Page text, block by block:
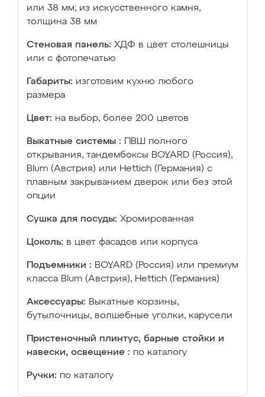
или 38 мм; из искусственного камня,
толщина 38 мм
Стеновая панель: ХДФ в цвет столешницы
или с фотопечатью
Габариты: изготовим кухню любого
размера
Цвет: на выбор, более 200 цветов
Выкатные системы :
ПВШ полного
открывания, тандембоксы BOYARD (Россия),
Blum (Австрия) или Hettich (Германия) с
плавным закрыванием дверок или без этой
опции
Сушка для посуды: Хромированная
Цоколь: в цвет фасадов или корпуса
Подъемники : BOYARD (Россия) или премиум
класса Blum (Австрия), Hettich (Германия)
Аксессуары: Выкатные корзины,
бутылочницы, волшебные уголки, карусели
Пристеночный плинтус, барные стойки и
навески, освещение : по каталогу
Ручки: по каталогу